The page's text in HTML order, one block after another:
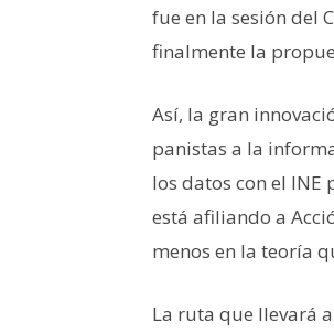
fue en la sesión del
finalmente la
Así, la gran
panistas a la
los datos con el
está afiliando a
menos en la teoría
La ruta que llevará